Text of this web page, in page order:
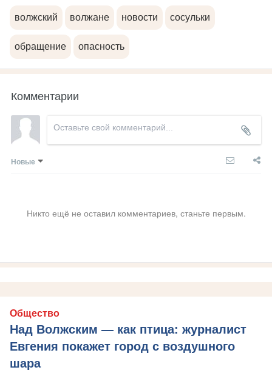
волжский волжане новости сосульки
обращение опасность
Комментарии
Новые
Никто ещё не оставил комментариев, станьте первым.
Общество
Над Волжским — как птица: журналист
Евгения покажет город с воздушного
шара